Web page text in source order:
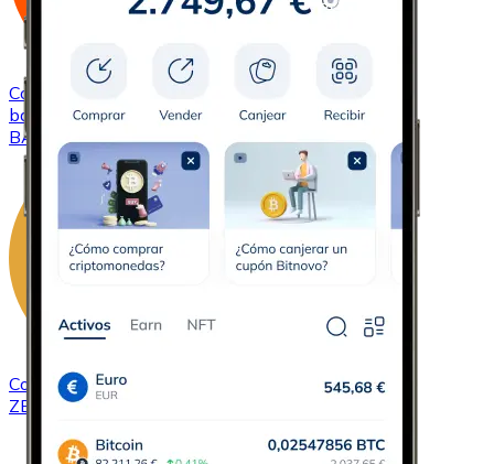
Comprar
bancaria
BAT
ComprarZCash
con transferencia bancaria
ZEC